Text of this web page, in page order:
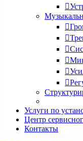
Услуги по
Центр
Контакты